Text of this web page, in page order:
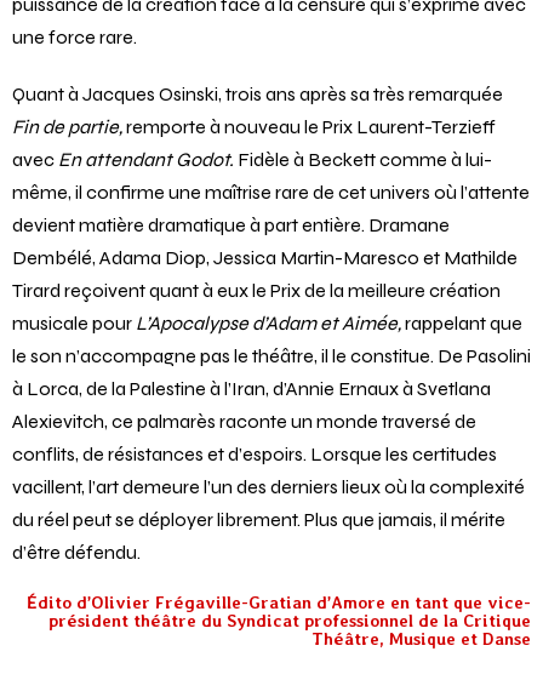
de la poétesse iranienne Forough Farrokhzad, c’est la
une force rare.
Quant à Jacques Osinski, trois ans après sa très remarquée
Fin de partie,
remporte à nouveau le Prix Laurent-Terzieff
En attendant Godot.
même, il confirme une maîtrise rare de cet univers où l’attente
devient matière dramatique à part entière. Dramane
Dembélé, Adama Diop, Jessica Martin-Maresco et Mathilde
Tirard reçoivent quant à eux le Prix de la meilleure création
L’Apocalypse d’Adam et Aimée,
le son n’accompagne pas le théâtre, il le constitue. De Pasolini
à Lorca, de la Palestine à l’Iran, d’Annie Ernaux à Svetlana
Alexievitch, ce palmarès raconte un monde traversé de
conflits, de résistances et d’espoirs. Lorsque les certitudes
vacillent, l’art demeure l’un des derniers lieux où la complexité
d’être défendu.
Édito d’Olivier Frégaville-Gratian d’Amore en tant que vice-